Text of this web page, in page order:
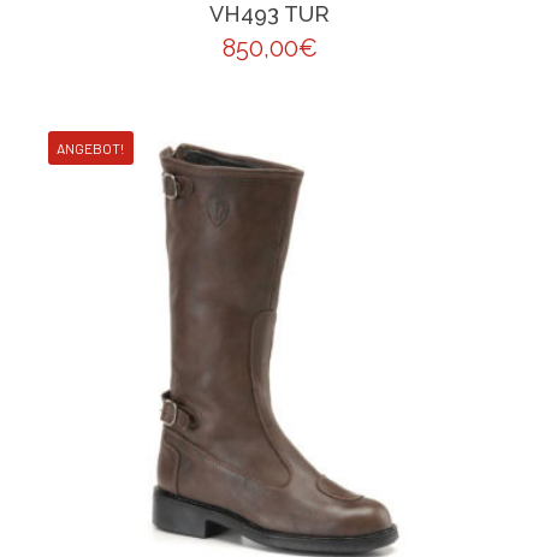
VH493 TUR
850,00€
ANGEBOT!